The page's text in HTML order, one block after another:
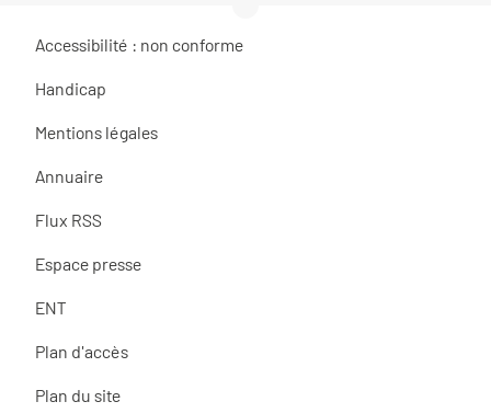
Accessibilité : non conforme
Handicap
Mentions légales
Annuaire
Flux RSS
Espace presse
ENT
Plan d'accès
Plan du site